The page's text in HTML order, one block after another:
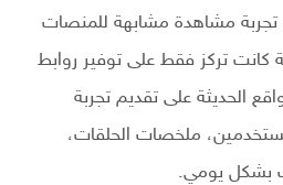
مشاهدة مشابهة للمنصات
كانت تركز فقط على توفير روابط
الحديثة على تقديم تجربة
ملخصات الحلقات،
بشكل يومي.